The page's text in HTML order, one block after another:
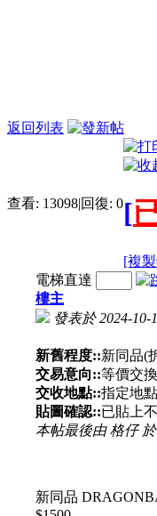
返回列表
查看: 13098|回復: 0[
[複
電梯直達
樓主
發表於 2024-10-
新舊程度::新同品(
交易意向::等價交換
交收地點::指定地點
貼圖確認::已貼上
本帖最後由 格仔
新同品